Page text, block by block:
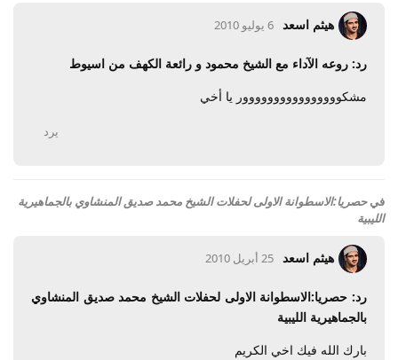
هيثم اسعد 6 يوليو 2010
رد: روعه الآداء مع الشيخ محمود و رائعة الكهف من اسيوط
مشكوووووووووووووووور يا أخي
يرد
فيحصريا:الاسطوانة الاولى لحفلات الشيخ محمد صديق المنشاوي بالجماهيرية
الليبية
هيثم اسعد 25 أبريل 2010
رد: حصريا:الاسطوانة الاولى لحفلات الشيخ محمد صديق المنشاوي
بالجماهيرية الليبية
بارك الله فيك اخي الكريم